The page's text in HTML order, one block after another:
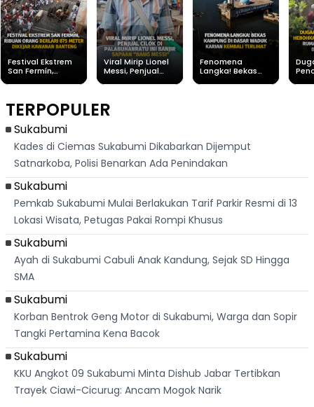
Festival Ekstrem
San Fermín,
Banteng
Viral Mirip Lionel
Messi, Penjual
"Bang Messi"
Fenomena
Langka! Bekas
TERPOPULER
Sukabumi
Kades di Ciemas Sukabumi Dikabarkan Dijemput
Satnarkoba, Polisi Benarkan Ada Penindakan
Sukabumi
Pemkab Sukabumi Mulai Berlakukan Tarif Parkir Resmi di 13
Lokasi Wisata, Petugas Pakai Rompi Khusus
Sukabumi
Ayah di Sukabumi Cabuli Anak Kandung, Sejak SD Hingga
SMA
Sukabumi
Korban Bentrok Geng Motor di Sukabumi, Warga dan Sopir
Tangki Pertamina Kena Bacok
Sukabumi
KKU Angkot 09 Sukabumi Minta Dishub Jabar Tertibkan
Trayek Ciawi-Cicurug: Ancam Mogok Narik